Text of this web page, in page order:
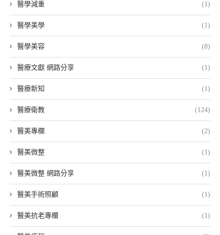
醫學減重 (1)
醫學美學 (1)
醫學美容 (8)
醫療文獻 網路分享 (1)
醫療新知 (1)
醫療衛教 (124)
醫美專欄 (2)
醫美微整 (1)
醫美微整 網路分享 (1)
醫美手術照顧 (1)
醫美抗老專欄 (1)